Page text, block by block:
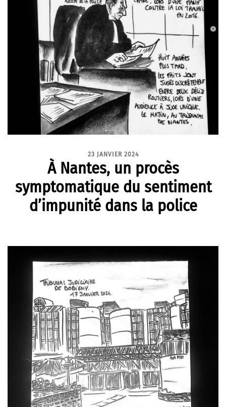
23 JANVIER 2024
À Nantes, un procès
symptomatique du sentiment
d’impunité dans la police